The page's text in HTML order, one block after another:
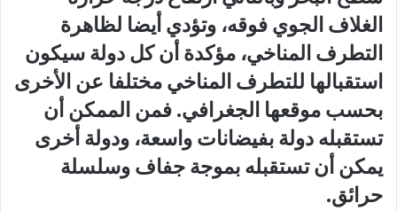
الغلاف الجوي فوقه، وتؤدي أيضا لظاهرة
التطرف المناخي، مؤكدة أن كل دولة سيكون
استقبالها للتطرف المناخي مختلفا عن الأخرى
بحسب موقعها الجغرافي. فمن الممكن أن
تستقبله دولة بفيضانات واسعة، ودولة أخرى
يمكن أن تستقبله بموجة جفاف وسلسلة
حرائق.